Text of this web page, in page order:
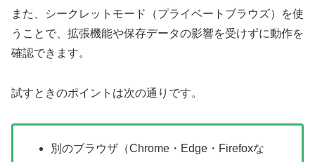
また、シークレットモード（プライベートブラウズ）を使
うことで、拡張機能や保存データの影響を受けずに動作を
確認できます。
試すときのポイントは次の通りです。
別のブラウザ（Chrome・Edge・Firefoxな